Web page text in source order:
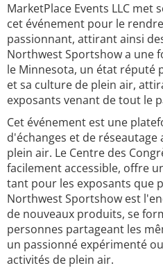
MarketPlace Events LLC met
cet événement pour le
passionnant, attirant ainsi
Northwest Sportshow a une
le Minnesota, un état réputé
et sa culture de plein air,
exposants venant de tout le
Cet événement est une
d'échanges et de
plein air. Le Centre des
facilement accessible, offre
tant pour les exposants que
Northwest Sportshow est
de nouveaux produits, se
personnes partageant les
un passionné expérimenté
activités de plein air.